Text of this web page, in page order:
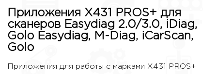
Приложения X431 PROS+ для
сканеров Easydiag 2.0/3.0, iDiag,
Golo Easydiag, M-Diag, iCarScan,
Golo
Приложения для работы с марками X431 PROS+